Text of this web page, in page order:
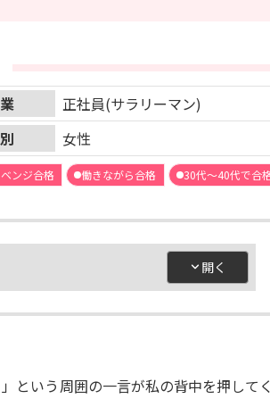
正社員(サラリーマン)
女性
ンジ合格 働きながら合格 30代～40代で合
という周囲の一言が私の背中を押してく